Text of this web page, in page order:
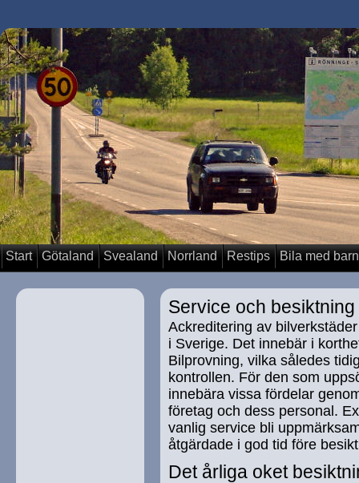
Start Götaland Svealand Norrland Restips Bila med barn
Service och besiktning
Ackreditering av
i Sverige. Det innebär i
Bilprovning, vilka således
kontrollen. För den som
innebära vissa fördelar
företag och dess personal.
vanlig service bli
åtgärdade i god tid före
Det årliga oket